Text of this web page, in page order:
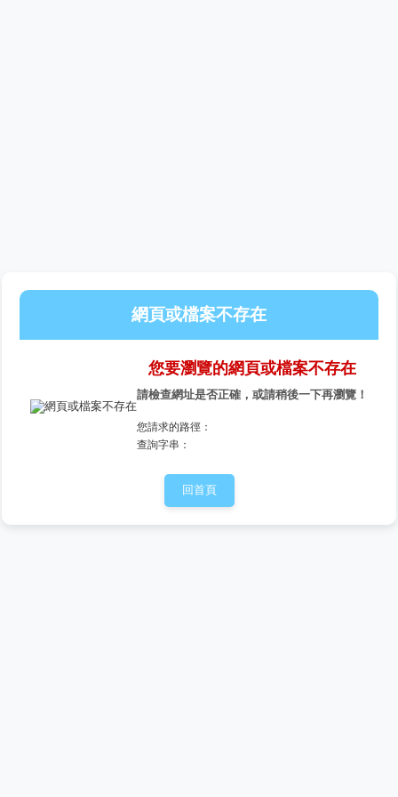
網頁或檔案不存在
您要瀏覽的網頁或檔案不存在
請檢查網址是否正確，或請稍後一下再瀏覽！
您請求的路徑：
查詢字串：
回首頁